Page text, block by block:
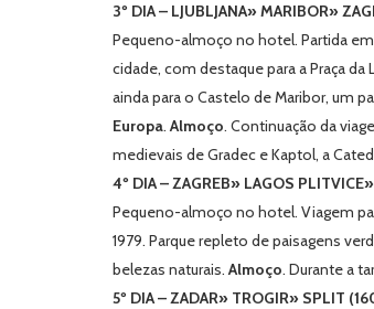
3º DIA – LJUBLJANA» MARIBOR»
Pequeno-almoço no hotel. Partida em
cidade, com destaque para a Praça da
ainda para o Castelo de Maribor, um
Europa.Almoço. Continuação da
medievais deGradec eKaptol, a
4º DIA – ZAGREB» LAGOS
Pequeno-almoço no hotel. Viagem
1979. Parque repleto de paisagens
belezas naturais.Almoço. Durante a
5º DIA – ZADAR» TROGIR» SPLIT